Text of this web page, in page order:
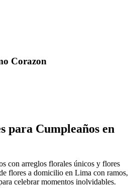
Corazon
para Cumpleaños en
con arreglos florales únicos y flores
flores a domicilio en Lima con ramos,
celebrar momentos inolvidables.